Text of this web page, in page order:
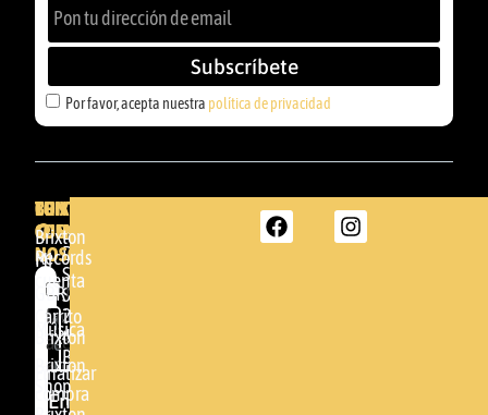
Por favor, acepta nuestra política de privacidad
Subscríbete
BRIXTON
DENDA -
SHOP
Somera
24
48005 -
BILBAO
(+34)
BRIXTON
Brixton
Records
GBR
Música
Brixton
Shop
TU
CUENTA
Mi
cuenta
Carrito
Brixton
Finalizar
compra
CONTACTA
CON
NOSOTROS
Por
favor,
acepta
nuestra
política de
Enviar